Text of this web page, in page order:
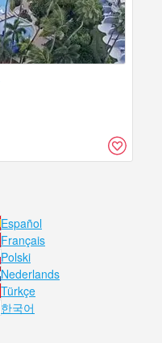
Español
Français
Polski
Nederlands
Türkçe
한국어